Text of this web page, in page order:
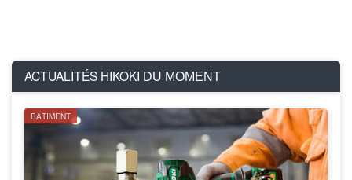
ACTUALITÉS HIKOKI DU MOMENT
BÂTIMENT